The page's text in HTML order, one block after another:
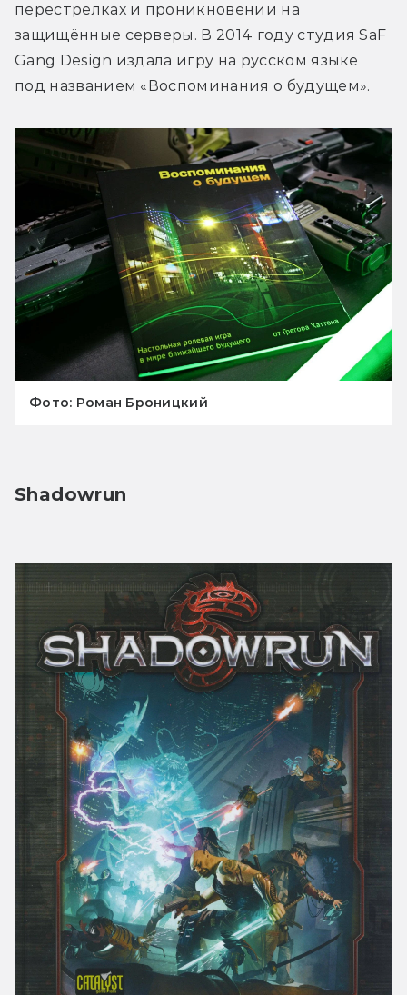
перестрелках и проникновении на
защищённые серверы. В 2014 году студия SaF
Gang Design издала игру на русском языке
под названием «Воспоминания о будущем».
Фото: Роман Броницкий
Shadowrun